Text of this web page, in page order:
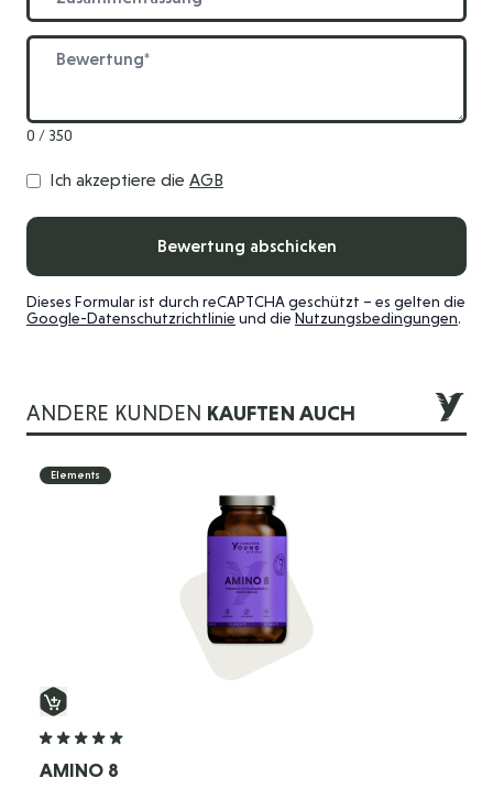
Bewertung
0 / 350
Ich akzeptiere die AGB
Bewertung abschicken
Dieses Formular ist durch reCAPTCHA geschützt – es gelten die
Google-Datenschutzrichtlinie und die Nutzungsbedingungen.
ANDERE KUNDEN KAUFTEN AUCH
Die Navigation durch die Elemente des Karussells ist mit
Drücken Sie, um das Karussell zu überspringen
Drücken Sie, um zur Karussell-Navigation zu gelangen
AMINO 8
Elements